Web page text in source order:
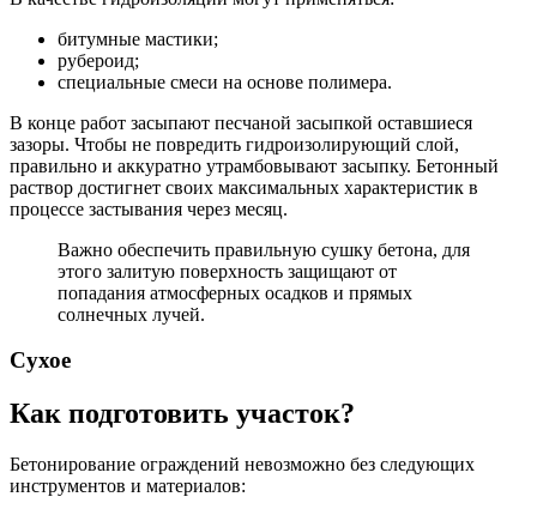
битумные мастики;
рубероид;
специальные смеси на основе полимера.
В конце работ засыпают песчаной засыпкой оставшиеся
зазоры. Чтобы не повредить гидроизолирующий слой,
правильно и аккуратно утрамбовывают засыпку. Бетонный
раствор достигнет своих максимальных характеристик в
процессе застывания через месяц.
Важно обеспечить правильную сушку бетона, для
этого залитую поверхность защищают от
попадания атмосферных осадков и прямых
солнечных лучей.
Сухое
Как подготовить участок?
Бетонирование ограждений невозможно без следующих
инструментов и материалов: